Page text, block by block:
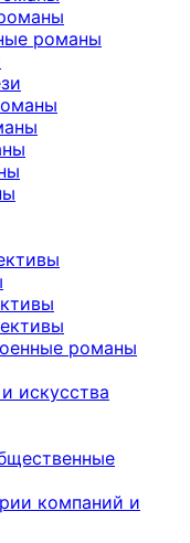
романы
романы
искусства
компаний и